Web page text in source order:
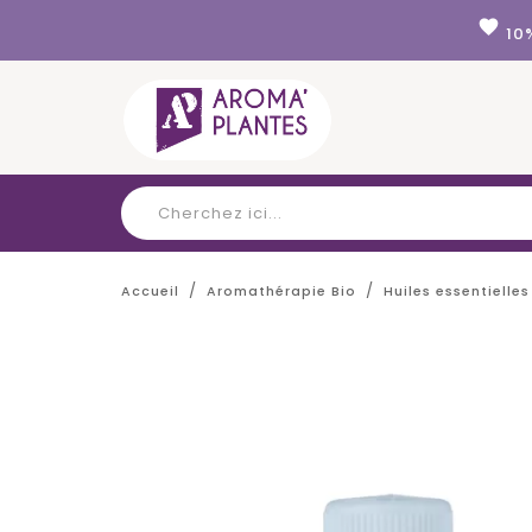
favorite
Accueil Aromathérapie Bio Huiles essentielles